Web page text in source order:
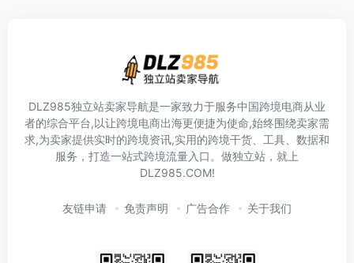
DLZ985独立站卖家导航是一家致力于服务中国跨境电商从业
者的综合平台,以让跨境电商出海更便捷为使命,始终围绕卖家需
求,为卖家提供实时的跨境资讯,实用的跨境干货、工具、数据和
服务，打造一站式跨境流量入口。做独立站，就上
DLZ985.COM!
友链申请 免责声明 广告合作 关于我们